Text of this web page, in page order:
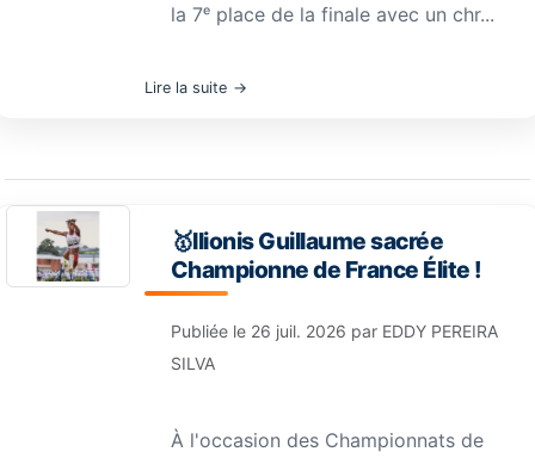
la 7ᵉ place de la finale avec un chr...
Lire la suite
🥇Ilionis Guillaume sacrée
Championne de France Élite !
Publiée le 26 juil. 2026 par EDDY PEREIRA
SILVA
À l'occasion des Championnats de